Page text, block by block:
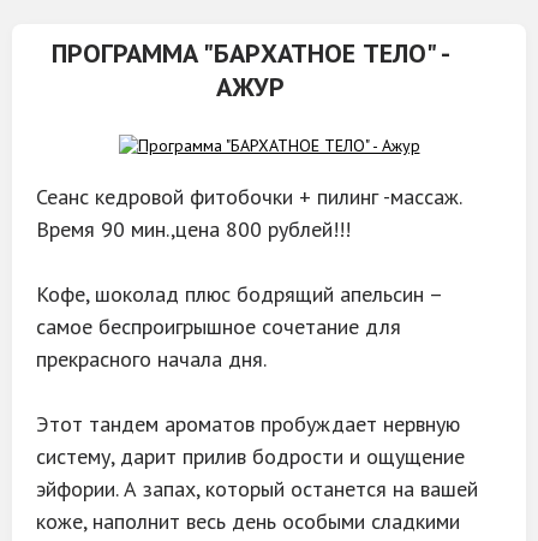
ПРОГРАММА "БАРХАТНОЕ ТЕЛО" -
АЖУР
Сеанс кедровой фитобочки + пилинг -массаж.
Время 90 мин.,цена 800 рублей!!!
Кофе, шоколад плюс бодрящий апельсин –
самое беспроигрышное сочетание для
прекрасного начала дня.
Этот тандем ароматов пробуждает нервную
систему, дарит прилив бодрости и ощущение
эйфории. А запах, который останется на вашей
коже, наполнит весь день особыми сладкими